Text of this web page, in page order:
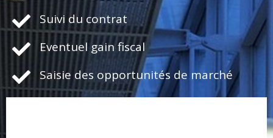
Suivi du contrat
Eventuel gain fiscal
Saisie des opportunités de marché